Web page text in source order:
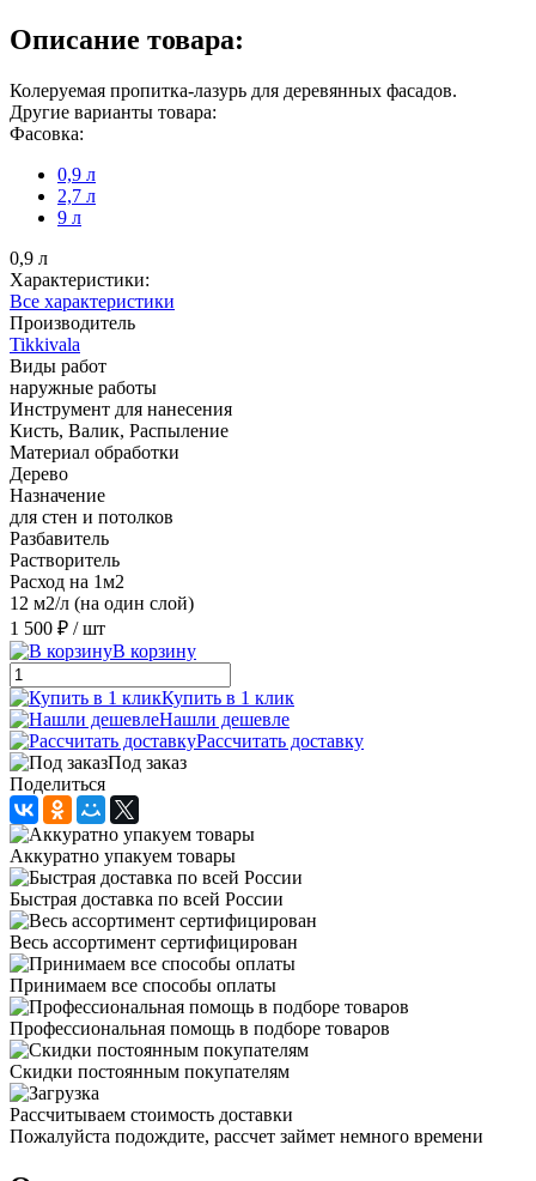
Описание товара:
Колеруемая пропитка-лазурь для деревянных фасадов.
Другие варианты товара:
Фасовка:
0,9 л
2,7 л
9 л
0,9 л
Характеристики:
Все характеристики
Производитель
Tikkivala
Виды работ
наружные работы
Инструмент для нанесения
Кисть, Валик, Распыление
Материал обработки
Дерево
Назначение
для стен и потолков
Разбавитель
Растворитель
Расход на 1м2
12 м2/л (на один слой)
1 500 ₽ / шт
В корзину
Купить в 1 клик
Нашли дешевле
Рассчитать доставку
Под заказ
Поделиться
Аккуратно упакуем товары
Быстрая доставка по всей России
Весь ассортимент сертифицирован
Принимаем все способы оплаты
Профессиональная помощь в подборе товаров
Скидки постоянным покупателям
Рассчитываем стоимость доставки
Пожалуйста подождите, рассчет займет немного времени